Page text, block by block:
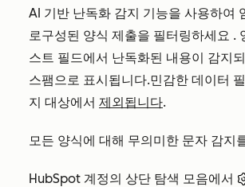
AI 기반 난독화 감지 기능을 사용하여
로구성된 양식 제출을 필터링하세요 .
스트 필드에서 난독화된 내용이 감지
스팸으로 표시됩니다.민감한 데이터
지 대상에서 제외됩니다.
모든 양식에 대해 무의미한 문자 감지
HubSpot 계정의 상단 탐색 모음에서